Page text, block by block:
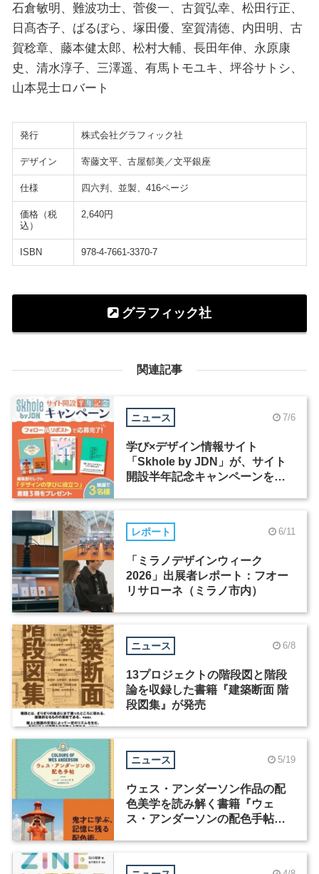
石倉敏明、難波功士、菅俊一、古賀弘幸、松田行正、
日髙杏子、ばるぼら、塚田優、室賀清徳、内田明、古
賀稔章、藤本健太郎、松村大輔、長田年伸、永原康
史、清水淳子、三澤遥、有馬トモユキ、坪谷サトシ、
山本晃士ロバート
発行 株式会社グラフィック社
デザイン 寄藤文平、古屋郁美／文平銀座
仕様 四六判、並製、416ページ
価格（税
込）
2,640円
ISBN 978-4-7661-3370-7
グラフィック社
関連記事
ニュース 7/6
学び×デザイン情報サイト
「Skhole by JDN」が、サイト
開設半年記念キャンペーンを実
レポート 6/11
「ミラノデザインウィーク
2026」出展者レポート：フオー
リサローネ（ミラノ市内）
ニュース 6/8
13プロジェクトの階段図と階段
論を収録した書籍『建築断面 階
段図集』が発売
ニュース 5/19
ウェス・アンダーソン作品の配
色美学を読み解く書籍『ウェ
ス・アンダーソンの配色手帖』